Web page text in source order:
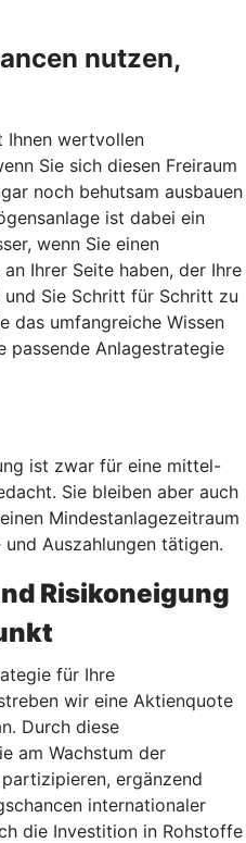
nutzen,
Ihnen wertvollen
Sie sich diesen Freiraum
noch behutsam ausbauen
ist dabei ein
wenn Sie einen
Ihrer Seite haben, der Ihre
Sie Schritt für Schritt zu
das umfangreiche Wissen
passende Anlagestrategie
ist zwar für eine mittel-
Sie bleiben aber auch
Mindestanlagezeitraum
Auszahlungen tätigen.
Risikoneigung
für Ihre
wir eine Aktienquote
Durch diese
am Wachstum der
ergänzend
internationaler
die Investition in Rohstoffe